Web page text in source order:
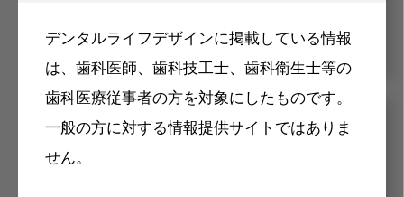
デンタルライフデザインに掲載している情報
は、歯科医師、歯科技工士、歯科衛生士等の
歯科医療従事者の方を対象にしたものです。
一般の方に対する情報提供サイトではありま
せん。
メリット